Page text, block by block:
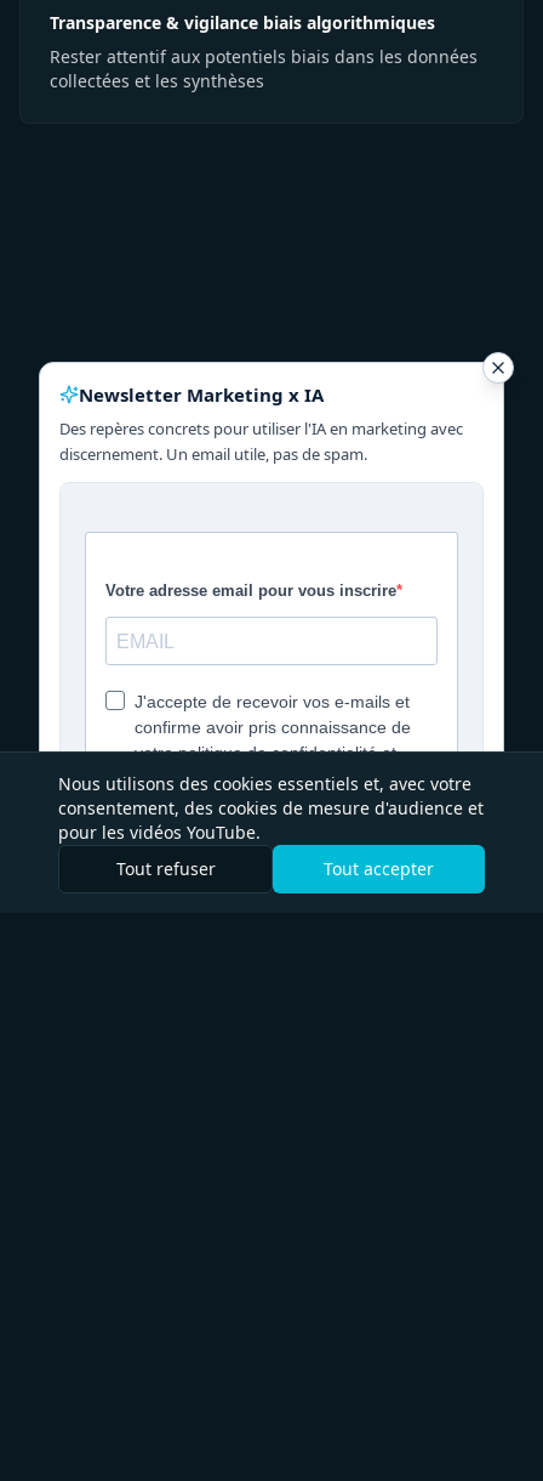
Transparence & vigilance biais algorithmiques
Rester attentif aux potentiels biais dans les données
collectées et les synthèses
Nous utilisons des cookies essentiels et, avec votre
consentement, des cookies de mesure d'audience et
pour les vidéos YouTube.
Tout refuser
Tout accepter
Newsletter Marketing x IA
Des repères concrets pour utiliser l'IA en marketing avec
discernement. Un email utile, pas de spam.
Déjà inscrit·e ? Ne plus afficher